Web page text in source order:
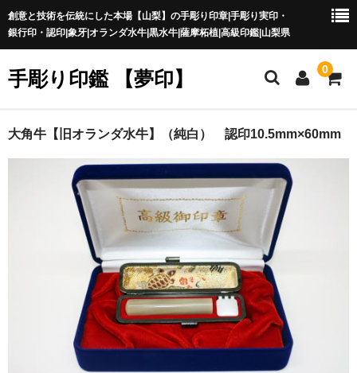
創意と技術を伝統にした本場【山梨】の手彫り印章|手彫り実印・
銀行印・認印|象牙|オランダ水牛|黒水牛|薩摩柘植|高級印鑑|山梨県
手彫り印鑑 【夢印】 0
夢印TOP
印章の本場 山梨
一級印章彫刻技能士
印鑑の書体
象牙印鑑の種類
大角牛【旧オランダ水牛】（純白） 認印10.5mm×60mm